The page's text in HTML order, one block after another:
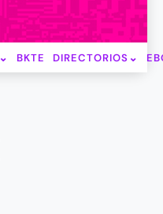
BKTE DIRECTORIOS